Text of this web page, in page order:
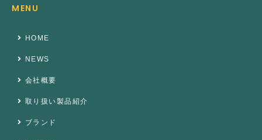
MENU
HOME
NEWS
会社概要
取り扱い製品紹介
ブランド